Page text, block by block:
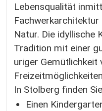
Lebensqualität
Natur. Die idyllische
Tradition mit einer
uriger Gemütlichkeit
In Stolberg finden
Einen